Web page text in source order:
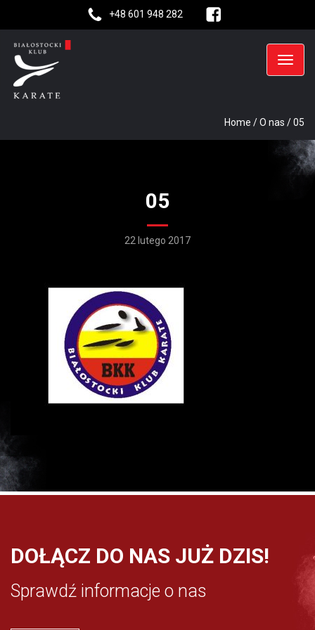
+48 601 948 282
Home /O nas /05
05
22 lutego 2017
DOŁĄCZ DO NAS JUŻ DZIS!
Sprawdź informacje o nas